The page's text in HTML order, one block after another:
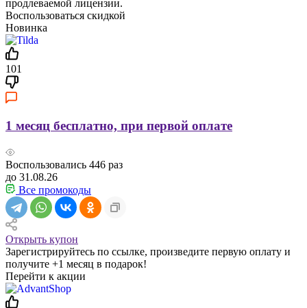
продлеваемой лицензии.
Воспользоваться скидкой
Новинка
101
1 месяц бесплатно, при первой оплате
Воспользовались 446 раз
до 31.08.26
Все промокоды
Открыть купон
Зарегистрируйтесь по ссылке, произведите первую оплату и
получите +1 месяц в подарок!
Перейти к акции